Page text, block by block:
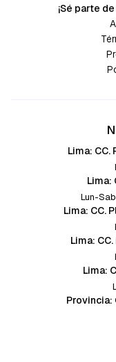
¡Sé parte
Lima: CC.
Lima:
Lun-
Lima: CC.
Lima:
Lima:
Provincia: